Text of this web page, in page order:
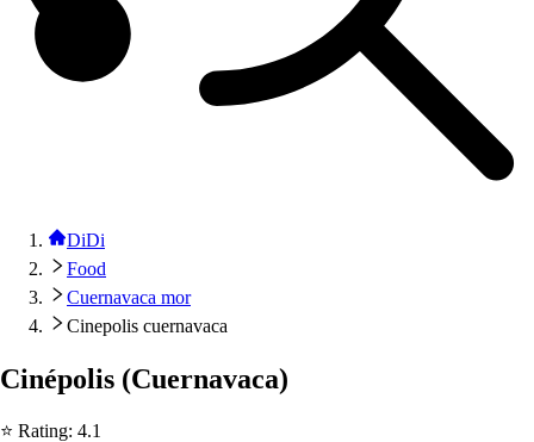
DiDi
Food
Cuernavaca mor
Cinepolis cuernavaca
Cinépolis (Cuernavaca)
⭐ Rating: 4.1